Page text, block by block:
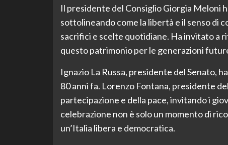
Il presidente del Consiglio Giorgia Meloni
sottolineando come la libertà e il senso di
sacrifici e scelte quotidiane. Ha invitato a
questo patrimonio per le generazioni
Ignazio La Russa, presidente del Senato,
80 anni fa. Lorenzo Fontana, presidente
partecipazione e della pace, invitando i
celebrazione non è solo un momento di
un’Italia libera e democratica.